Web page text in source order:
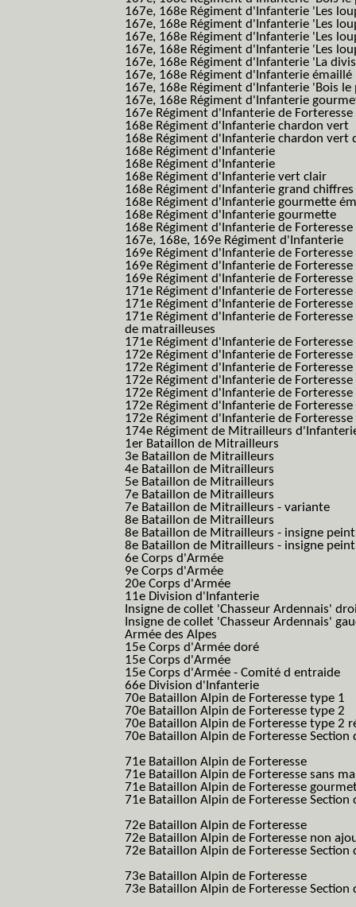
167e, 168e Régiment d'Infanterie 'Les
167e, 168e Régiment d'Infanterie 'Les
167e, 168e Régiment d'Infanterie 'Les
167e, 168e Régiment d'Infanterie 'Les
167e, 168e Régiment d'Infanterie 'La
167e, 168e Régiment d'Infanterie émaillé
167e, 168e Régiment d'Infanterie 'Bois
167e, 168e Régiment d'Infanterie
167e Régiment d'Infanterie de
168e Régiment d'Infanterie chardon vert
168e Régiment d'Infanterie chardon vert
168e Régiment d'Infanterie
168e Régiment d'Infanterie
168e Régiment d'Infanterie vert clair
168e Régiment d'Infanterie grand chiffres
168e Régiment d'Infanterie gourmette
168e Régiment d'Infanterie gourmette
168e Régiment d'Infanterie de Forteresse
167e, 168e, 169e Régiment d'Infanterie
169e Régiment d'Infanterie de Forteresse
169e Régiment d'Infanterie de
169e Régiment d'Infanterie de
171e Régiment d'Infanterie de Forteresse
171e Régiment d'Infanterie de
171e Régiment d'Infanterie de
de matrailleuses
171e Régiment d'Infanterie de
172e Régiment d'Infanterie de Forteresse
172e Régiment d'Infanterie de Forteresse
172e Régiment d'Infanterie de
172e Régiment d'Infanterie de
172e Régiment d'Infanterie de
172e Régiment d'Infanterie de
174e Régiment de Mitrailleurs
1er Bataillon de Mitrailleurs
3e Bataillon de Mitrailleurs
4e Bataillon de Mitrailleurs
5e Bataillon de Mitrailleurs
7e Bataillon de Mitrailleurs
7e Bataillon de Mitrailleurs - variante
8e Bataillon de Mitrailleurs
8e Bataillon de Mitrailleurs - insigne peint
8e Bataillon de Mitrailleurs - insigne
6e Corps d'Armée
9e Corps d'Armée
20e Corps d'Armée
11e Division d'Infanterie
Insigne de collet 'Chasseur Ardennais'
Insigne de collet 'Chasseur Ardennais'
Armée des Alpes
15e Corps d'Armée doré
15e Corps d'Armée
15e Corps d'Armée - Comité d entraide
66e Division d'Infanterie
70e Bataillon Alpin de Forteresse type 1
70e Bataillon Alpin de Forteresse type 2
70e Bataillon Alpin de Forteresse type 2
70e Bataillon Alpin de Forteresse
71e Bataillon Alpin de Forteresse
71e Bataillon Alpin de Forteresse sans
71e Bataillon Alpin de Forteresse
71e Bataillon Alpin de Forteresse
72e Bataillon Alpin de Forteresse
72e Bataillon Alpin de Forteresse non
72e Bataillon Alpin de Forteresse
73e Bataillon Alpin de Forteresse
73e Bataillon Alpin de Forteresse